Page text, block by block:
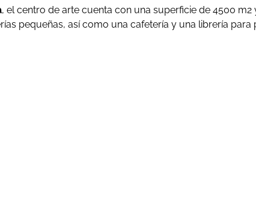
, el centro de arte cuenta con una superficie de 4500 m2
pequeñas, así como una cafetería y una librería para